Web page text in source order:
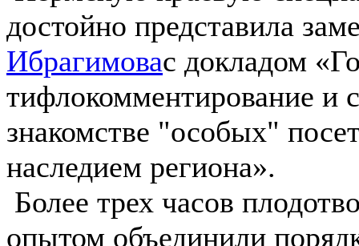
достойно представила
Ибрагимовас докладом
тифлокомментирование и
знакомстве "особых"
наследием региона».
Более трех часов
опытом объединили